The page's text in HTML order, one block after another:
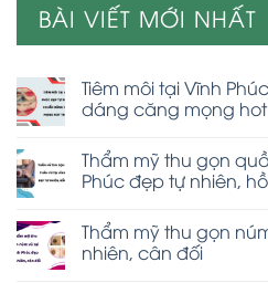
BÀI VIẾT MỚI NHẤT
Tiêm môi tại Vĩnh
dáng căng mọng
Thẩm mỹ thu gọn
Phúc đẹp tự nhiên,
Thẩm mỹ thu gọn
nhiên, cân đối